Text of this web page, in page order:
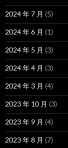
2024 年 7 月 (5)
2024 年 6 月 (1)
2024 年 5 月 (3)
2024 年 4 月 (3)
2024 年 3 月 (4)
2023 年 10 月 (3)
2023 年 9 月 (4)
2023 年 8 月 (7)